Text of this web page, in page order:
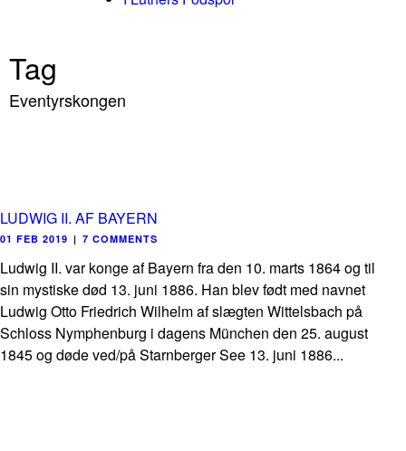
Tag
Eventyrskongen
LUDWIG II. AF BAYERN
01 FEB 2019 | 7 COMMENTS
Ludwig II. var konge af Bayern fra den 10. marts 1864 og til
sin mystiske død 13. juni 1886. Han blev født med navnet
Ludwig Otto Friedrich Wilhelm af slægten Wittelsbach på
Schloss Nymphenburg i dagens München den 25. august
1845 og døde ved/på Starnberger See 13. juni 1886...